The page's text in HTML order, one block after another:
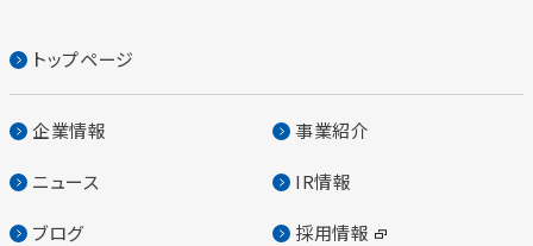
トップページ
企業情報 事業紹介
ニュース IR情報
ブログ 採用情報